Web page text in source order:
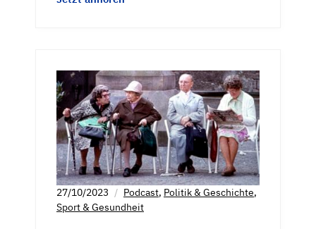
27/10/2023 Podcast, Politik & Geschichte,
Sport & Gesundheit